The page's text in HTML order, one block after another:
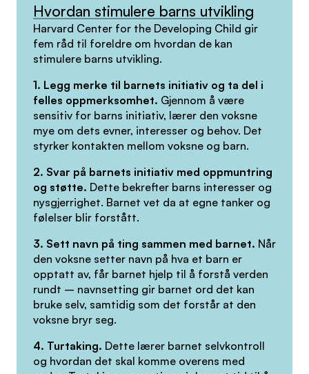
Hvordan stimulere barns utvikling
Harvard Center for the Developing Child gir
fem råd til foreldre om hvordan de kan
stimulere barns utvikling.
1. Legg merke til barnets initiativ og ta del i
felles oppmerksomhet. Gjennom å være
sensitiv for barns initiativ, lærer den voksne
mye om dets evner, interesser og behov. Det
styrker kontakten mellom voksne og barn.
2. Svar på barnets initiativ med oppmuntring
og støtte. Dette bekrefter barns interesser og
nysgjerrighet. Barnet vet da at egne tanker og
følelser blir forstått.
3. Sett navn på ting sammen med barnet. Når
den voksne setter navn på hva et barn er
opptatt av, får barnet hjelp til å forstå verden
rundt – navnsetting gir barnet ord det kan
bruke selv, samtidig som det forstår at den
voksne bryr seg.
4. Turtaking. Dette lærer barnet selvkontroll
og hvordan det skal komme overens med